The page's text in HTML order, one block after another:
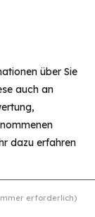
über Sie
auch an
dazu erfahren
erforderlich)